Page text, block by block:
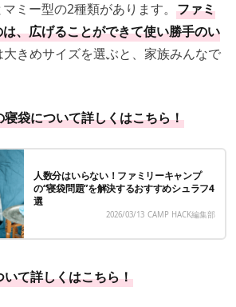
ミー型の2種類があります。 ファミ
、広げることができて使い勝手のい
大きめサイズを選ぶと、家族みんなで
袋について詳しくはこちら！
人数分はいらない！ファミリーキャンプ
の“寝袋問題”を解決するおすすめシュラフ4
選
2026/03/13 CAMP HACK編集部
て詳しくはこちら！